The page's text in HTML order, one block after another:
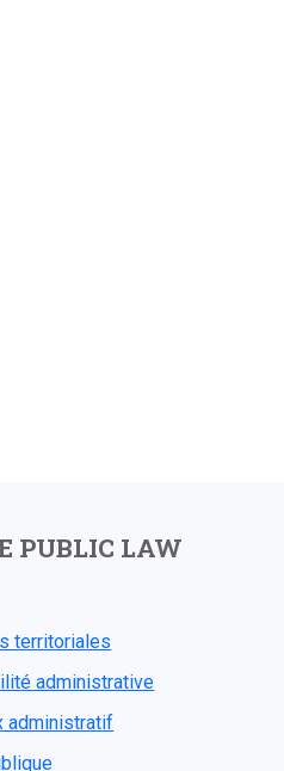
PUBLIC LAW
territoriales
administrative
administratif